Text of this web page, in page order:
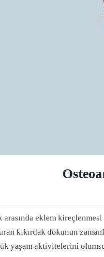
arasında eklem
kıkırdak dokunun
yaşam aktivitelerini